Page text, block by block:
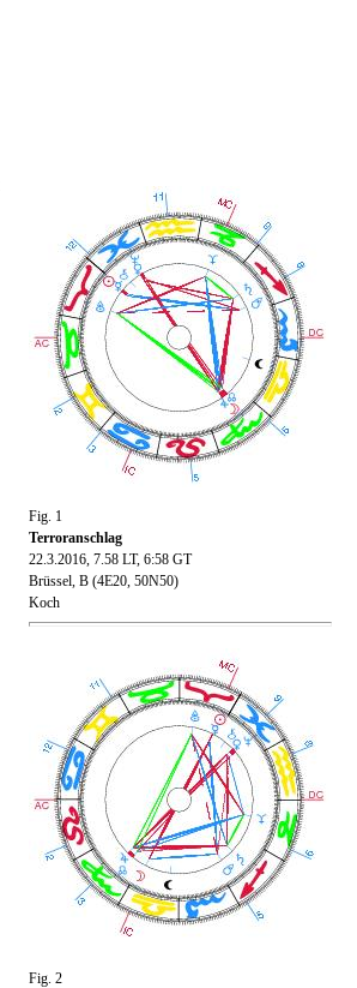
Fig. 1
Terroranschlag
22.3.2016, 7.58 LT, 6:58 GT
Brüssel, B (4E20, 50N50)
Koch
Fig. 2